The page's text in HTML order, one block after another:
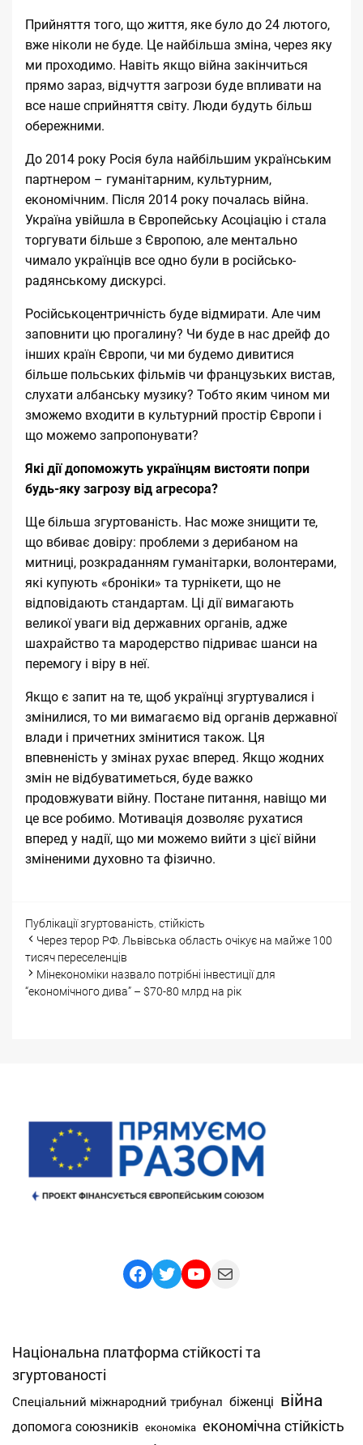
Прийняття того, що життя, яке було до 24 лютого,
вже ніколи не буде. Це найбільша зміна, через яку
ми проходимо. Навіть якщо війна закінчиться
прямо зараз, відчуття загрози буде впливати на
все наше сприйняття світу. Люди будуть більш
обережними.
До 2014 року Росія була найбільшим українським
партнером – гуманітарним, культурним,
економічним. Після 2014 року почалась війна.
Україна увійшла в Європейську Асоціацію і стала
торгувати більше з Європою, але ментально
чимало українців все одно були в російсько-
радянському дискурсі.
Російськоцентричність буде відмирати. Але чим
заповнити цю прогалину? Чи буде в нас дрейф до
інших країн Європи, чи ми будемо дивитися
більше польських фільмів чи французьких вистав,
слухати албанську музику? Тобто яким чином ми
зможемо входити в культурний простір Європи і
що можемо запропонувати?
Які дії допоможуть українцям вистояти попри
будь-яку загрозу від агресора?
Ще більша згуртованість. Нас може знищити те,
що вбиває довіру: проблеми з дерибаном на
митниці, розкраданням гуманітарки, волонтерами,
які купують «броніки» та турнікети, що не
відповідають стандартам. Ці дії вимагають
великої уваги від державних органів, адже
шахрайство та мародерство підриває шанси на
перемогу і віру в неї.
Якщо є запит на те, щоб українці згуртувалися і
змінилися, то ми вимагаємо від органів державної
влади і причетних змінитися також. Ця
впевненість у змінах рухає вперед. Якщо жодних
змін не відбуватиметься, буде важко
продовжувати війну. Постане питання, навіщо ми
це все робимо. Мотивація дозволяє рухатися
вперед у надії, що ми можемо вийти з цієї війни
зміненими духовно та фізично.
Categories
ПублікаціїTags
згуртованість, стійкість
Post
navigation
Через терор РФ. Львівська область очікує на майже 100
тисяч переселенців
Мінекономіки назвало потрібні інвестиції для
“економічного дива” – $70-80 млрд на рік
Facebook
TwitterYouTube
Mail
Національна платформа стійкості та
згуртованості
Спеціальний міжнародний трибунал біженці війна
допомога союзників економіка економічна стійкість